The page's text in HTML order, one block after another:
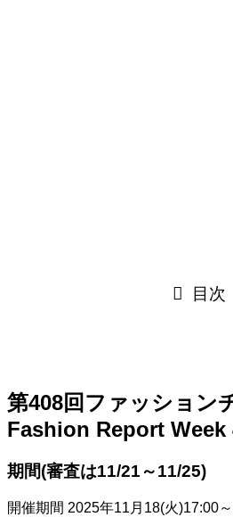
目次
第408回ファッション
Fashion Report Week
期間(審査は11/21～11/25)
開催期間 2025年11月18(火)17:00